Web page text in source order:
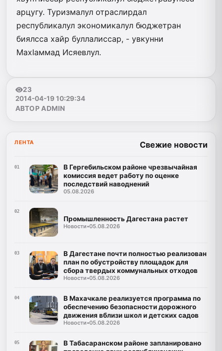
арцугу. Туризмалул отраслирдал
республикалул экономикалул бюджетран
биялсса хайр буллалиссар, - увкунни
МахIаммад Исяевлул.
23
2014-04-19 10:29:34
АВТОР ADMIN
ЛЕНТА Свежие новости
01
В Гергебильском районе чрезвычайная
комиссия ведет работу по оценке
последствий наводнений
05.08.2026
02
Промышленность Дагестана растет
Новости•05.08.2026
03
В Дагестане почти полностью реализован
план по обустройству площадок для
сбора твердых коммунальных отходов
Новости•05.08.2026
04
В Махачкале реализуется программа по
обеспечению безопасности дорожного
движения вблизи школ и детских садов
Новости•05.08.2026
05
В Табасаранском районе запланировано